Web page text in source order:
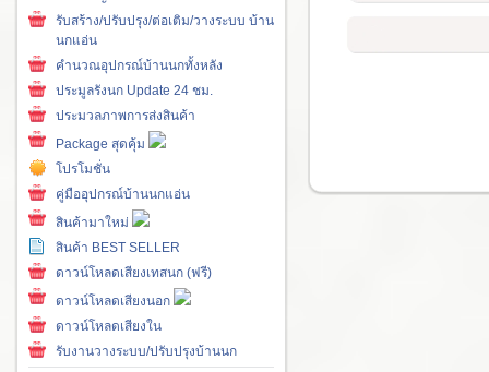
รับสร้าง/ปรับปรุง/ต่อเติม/วางระบบ บ้าน
นกแอ่น
คำนวณอุปกรณ์บ้านนกทั้งหลัง
ประมูลรังนก Update 24 ชม.
ประมวลภาพการส่งสินค้า
Package สุดคุ้ม
โปรโมชั่น
คู่มืออุปกรณ์บ้านนกแอ่น
สินค้ามาใหม่
สินค้า BEST SELLER
ดาวน์โหลดเสียงเทสนก (ฟรี)
ดาวน์โหลดเสียงนอก
ดาวน์โหลดเสียงใน
รับงานวางระบบ/ปรับปรุงบ้านนก